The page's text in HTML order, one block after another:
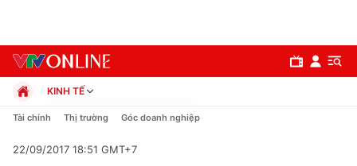
KINH TẾ
Chính trị
Pháp luật
Tài chính Thị trường Góc doanh nghiệp
22/09/2017 18:51 GMT+7